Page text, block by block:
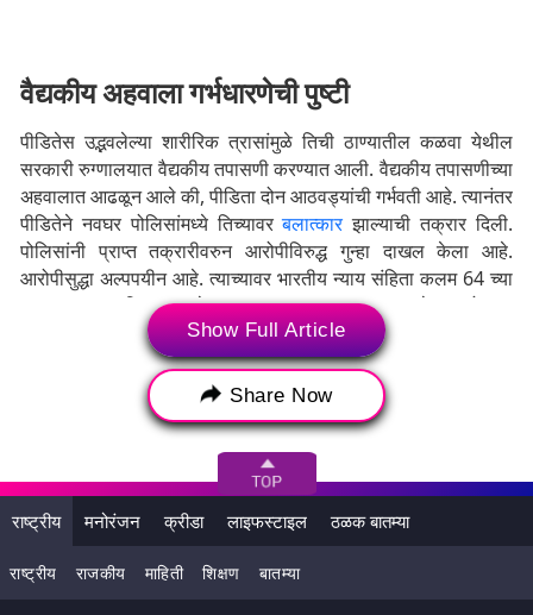
वैद्यकीय अहवाला गर्भधारणेची पुष्टी
पीडितेस उद्भवलेल्या शारीरिक त्रासांमुळे तिची ठाण्यातील कळवा येथील
सरकारी रुग्णालयात वैद्यकीय तपासणी करण्यात आली. वैद्यकीय तपासणीच्या
अहवालात आढळून आले की, पीडिता दोन आठवड्यांची गर्भवती आहे. त्यानंतर
पीडितेने नवघर पोलिसांमध्ये तिच्यावरबलात्कारझाल्याची तक्रार दिली.
पोलिसांनी प्राप्त तक्रारीवरुन आरोपीविरुद्ध गुन्हा दाखल केला आहे.
आरोपीसुद्धा अल्पपयीन आहे. त्याच्यावर भारतीय न्याय संहिता कलम 64 च्या
कलम 12,4 आणि 8 अन्वये गुन्हा दाखल करण्यात आला आहे. त्यासोबतच
बालकांवरील लैंगिक अत्याचार रोखण्यासाठी आणलेल्या पॉक्सो कायद्यान्वये
देखील गुनाहा दाखल झाला आहे. पोलिसांनी आरोपीस ताब्यात घेतले असून
त्यास डोंगरी येथील बालसुधारगृहात पाठविण्यात आले आहे. (हेही वाचा
Mumbai Shocker: मुंबई अल्पवयीन मुलीचा अ‍ॅप बेस्ड कॅबच्या
चालकाकडून विनयभंग; शाळेतून घरी जाताना सोडलं निर्जन स्थळी
अल्पवयीन मुलांमध्ये, खास करुन भिन्नलिंही मुलांमध्ये निर्माण होणारे भावबंद
हा सामाजिक दृष्ट्या अतिशय महत्त्वाचा आणि नाजूक विषय आहे.
व्यक्तिस्वातंत्र्याचा मुद्दा गृहीत धरला तरीसुद्धा असे संबंध जेव्हा शारीरिक
संबंधापर्यंत जातात तेव्हा ते अनेकदा कायद्याच्या चौकटीत गुन्हा ठरु शकतात.
भारतीय कायद्यानुसार, 18 वर्षांखालील मुलींच्या संमतीनेही झालेला लैंगिक
Show Full Article
Share Now
राष्ट्रीय मनोरंजन क्रीडा लाइफस्टाइल ठळक बातम्या
राष्ट्रीय राजकीय माहिती शिक्षण बातम्या